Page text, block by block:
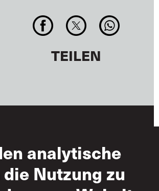
TEILEN
analytische
Nutzung zu